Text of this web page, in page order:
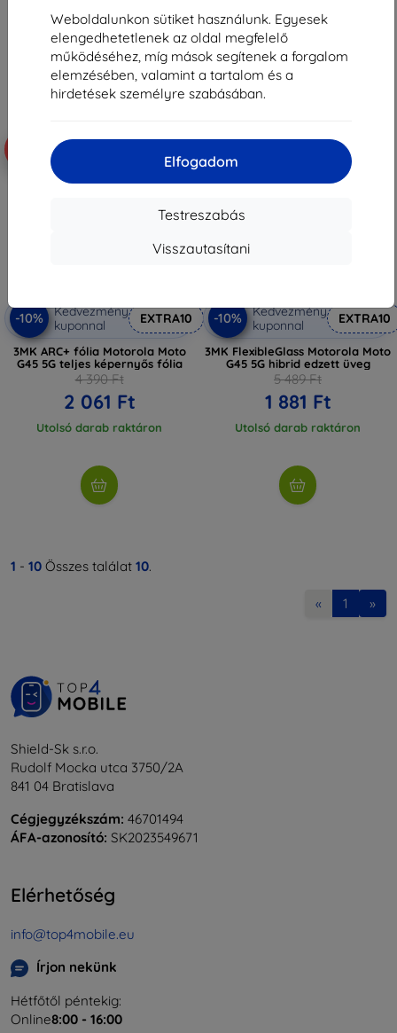
Weboldalunkon sütiket használunk. Egyesek
elengedhetetlenek az oldal megfelelő
működéséhez, míg mások segítenek a forgalom
elemzésében, valamint a tartalom és a
hirdetések személyre szabásában.
Elfogadom
Testreszabás
Visszautasítani
Raktáron > 5 darab Utolsó darab raktáron
-10%
Kedvezmény
kuponnal
EXTRA10
3MK ARC+ fólia Motorola Moto
G45 5G teljes képernyős fólia
4 390 Ft
2 061 Ft
Utolsó darab raktáron
-10%
Kedvezmény
kuponnal
EXTRA10
3MK FlexibleGlass Motorola Moto
G45 5G hibrid edzett üveg
5 489 Ft
1 881 Ft
Utolsó darab raktáron
1 - 10 Összes találat 10.
« 1 »
Shield-Sk s.r.o.
Rudolf Mocka utca 3750/2A
841 04 Bratislava
Cégjegyzékszám: 46701494
ÁFA-azonosító: SK2023549671
Elérhetőség
info@top4mobile.eu
Írjon nekünk
Hétfőtől péntekig:
Online8:00 - 16:00